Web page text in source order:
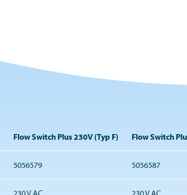
Flow Switch Plus 230V (Typ F) Flow Switch
5056579 5056587
230 V AC 230 V AC